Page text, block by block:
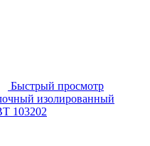
Быстрый просмотр
изолированный
103202